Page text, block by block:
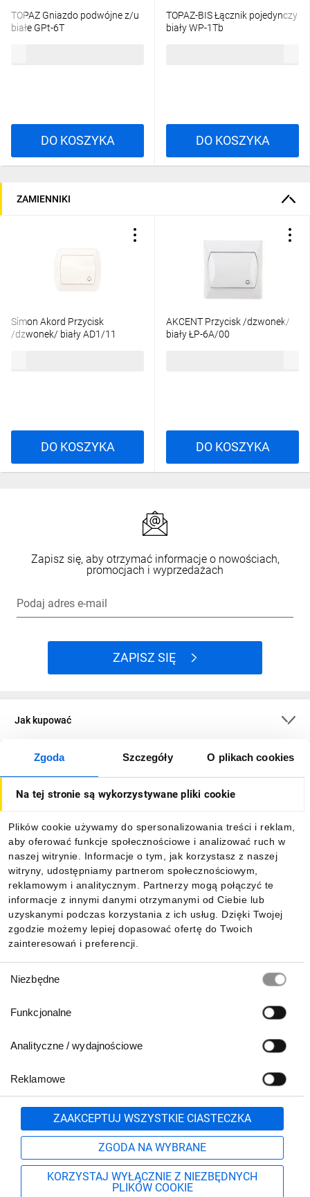
Zgoda Szczegóły O plikach cookies
Na tej stronie są wykorzystywane pliki cookie
Plików cookie używamy do spersonalizowania treści i reklam,
aby oferować funkcje społecznościowe i analizować ruch w
naszej witrynie. Informacje o tym, jak korzystasz z naszej
witryny, udostępniamy partnerom społecznościowym,
reklamowym i analitycznym. Partnerzy mogą połączyć te
informacje z innymi danymi otrzymanymi od Ciebie lub
uzyskanymi podczas korzystania z ich usług. Dzięki Twojej
zgodzie możemy lepiej dopasować ofertę do Twoich
zainteresowań i preferencji.
zgody
Niezbędne
Funkcjonalne
Analityczne / wydajnościowe
Reklamowe
ZAAKCEPTUJ WSZYSTKIE CIASTECZKA
ZGODA NA WYBRANE
KORZYSTAJ WYŁĄCZNIE Z NIEZBĘDNYCH
PLIKÓW COOKIE
TOPAZ Gniazdo podwójne z/u
białe GPt-6T
DO KOSZYKA
TOPAZ-BIS Łącznik pojedynczy
biały WP-1Tb
DO KOSZYKA
ZAMIENNIKI
Simon Akord Przycisk
/dzwonek/ biały AD1/11
DO KOSZYKA
AKCENT Przycisk /dzwonek/
biały ŁP-6A/00
DO KOSZYKA
Zapisz się, aby otrzymać informacje o nowościach,
promocjach i wyprzedażach
Podaj adres e-mail
ZAPISZ SIĘ
Jak kupować
O firmie
Informacje
Pobierz naszą aplikację mobilną:
801 500 700 lub
71 37 61 600
Formularz kontaktowy